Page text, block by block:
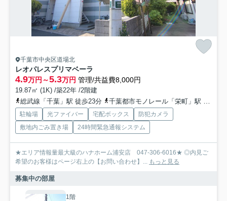
千葉市中央区道場北
レオパレスプリマベーラ
4.9万円～5.3万円 管理/共益費8,000円
19.87㎡ (1K) /築22年 /2階建
総武線「千葉」駅 徒歩23分
千葉都市モノレール「栄町」駅 徒歩14分
駐輪場 光ファイバー 宅配ボックス
防犯カメラ
敷地内ごみ置き場
24時間緊急通報システム
★エリア情報量最大級のハナホーム浦安店 047-306-6016★ ◎内見ご
希望のお客様はページ右上の【お問い合わせ】...
もっと見る
募集中の部屋
1階